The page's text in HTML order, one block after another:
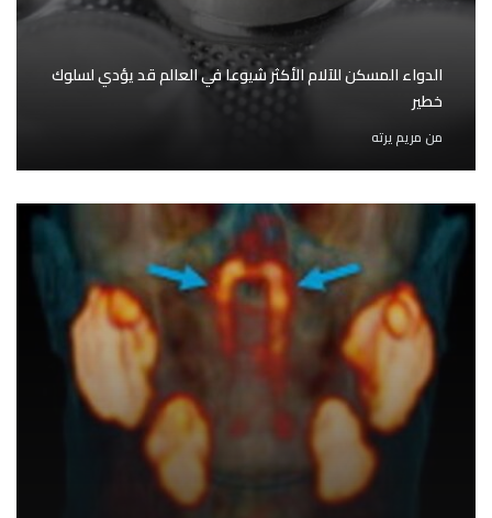
الدواء المسكن للآلام الأكثر شيوعا في العالم قد يؤدي لسلوك
خطير
من مريم يرته